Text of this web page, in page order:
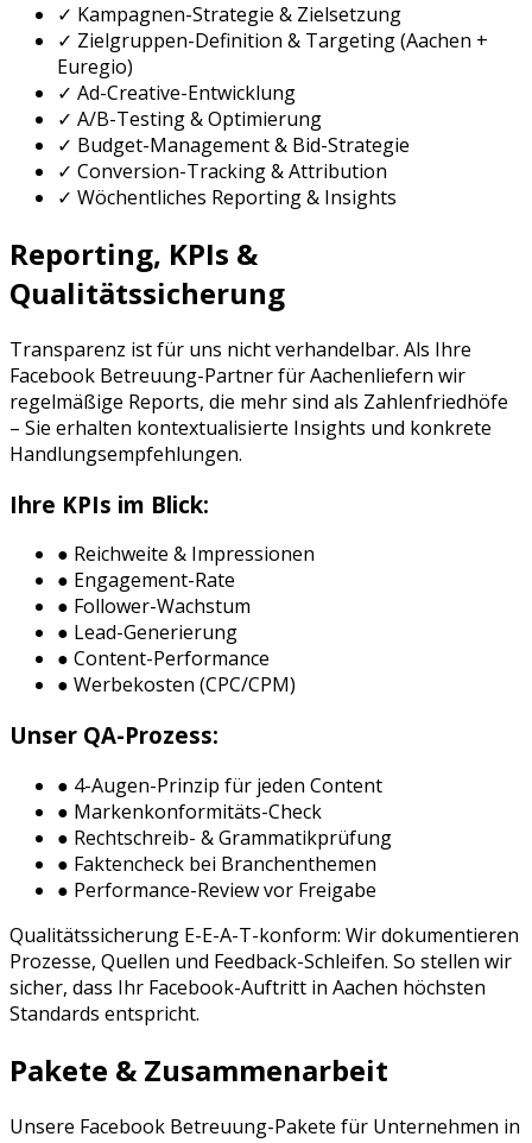
✓ Kampagnen-Strategie & Zielsetzung
✓ Zielgruppen-Definition & Targeting (Aachen +
Euregio)
✓ Ad-Creative-Entwicklung
✓ A/B-Testing & Optimierung
✓ Budget-Management & Bid-Strategie
✓ Conversion-Tracking & Attribution
✓ Wöchentliches Reporting & Insights
Reporting, KPIs &
Qualitätssicherung
Transparenz ist für uns nicht verhandelbar. Als Ihre
Facebook Betreuung-Partner fürAachenliefern wir
regelmäßige Reports, die mehr sind als Zahlenfriedhöfe
– Sie erhalten kontextualisierte Insights und konkrete
Handlungsempfehlungen.
Ihre KPIs im Blick:
● Reichweite & Impressionen
● Engagement-Rate
● Follower-Wachstum
● Lead-Generierung
● Content-Performance
● Werbekosten (CPC/CPM)
Unser QA-Prozess:
● 4-Augen-Prinzip für jeden Content
● Markenkonformitäts-Check
● Rechtschreib- & Grammatikprüfung
● Faktencheck bei Branchenthemen
● Performance-Review vor Freigabe
Qualitätssicherung E-E-A-T-konform: Wir dokumentieren
Prozesse, Quellen und Feedback-Schleifen. So stellen wir
sicher, dass Ihr Facebook-Auftritt in Aachen höchsten
Standards entspricht.
Pakete & Zusammenarbeit
Unsere Facebook Betreuung-Pakete für Unternehmen in